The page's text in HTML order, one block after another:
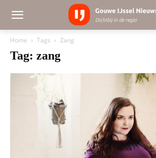
Home Tags Zang
Tag: zang